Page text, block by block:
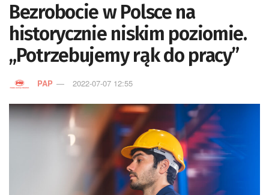
Bezrobocie w Polsce na
historycznie niskim poziomie.
„Potrzebujemy rąk do pracy”
PAP 2022-07-07 12:55